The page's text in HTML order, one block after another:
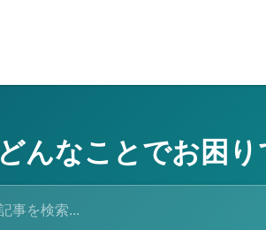
どんなことでお困り